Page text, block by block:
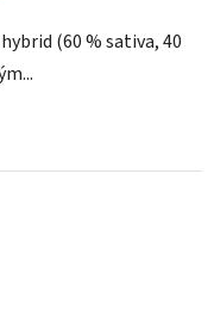
(60 % sativa, 40